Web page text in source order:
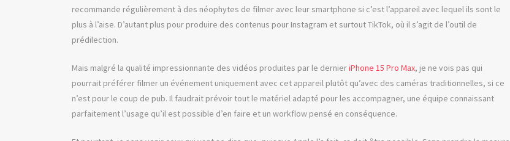
recommande régulièrement à des néophytes de filmer avec leur smartphone si c’est l’appareil avec lequel ils sont le
plus à l’aise. D’autant plus pour produire des contenus pour Instagram et surtout TikTok, où il s’agit de l’outil de
prédilection.
Mais malgré la qualité impressionnante des vidéos produites par le dernieriPhone 15 Pro Max, je ne vois pas qui
pourrait préférer filmer un événement uniquement avec cet appareil plutôt qu’avec des caméras traditionnelles, si ce
n’est pour le coup de pub. Il faudrait prévoir tout le matériel adapté pour les accompagner, une équipe connaissant
parfaitement l’usage qu’il est possible d’en faire et un workflow pensé en conséquence.